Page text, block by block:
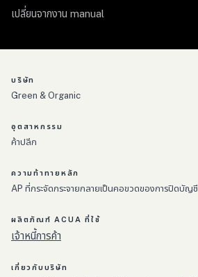
เปลี่ยนจากงาน manual
บริษัท
Green & Organic
อุตสาหกรรม
ค้าปลีก
ความท้าทายหลัก
AP ที่กระจัดกระจายกลายเป็นคอขวดของการปิดบัญชี
ผลิตภัณฑ์ ACUA ที่ใช้
เจ้าหนี้การค้า
เกี่ยวกับบริษัท